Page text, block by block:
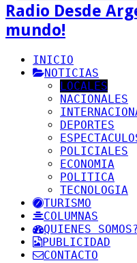
Radio Desde
mundo!
INICIO
NOTICIAS
LOCALES
NACIONALES
DEPORTES
POLICIALES
ECONOMIA
POLITICA
TECNOLOGIA
TURISMO
COLUMNAS
QUIENES SOMOS?
PUBLICIDAD
CONTACTO